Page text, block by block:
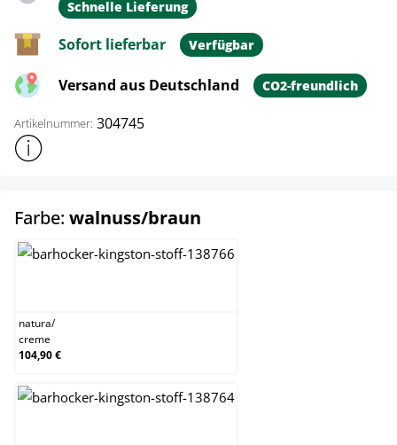
Schnelle Lieferung
Sofort lieferbar Verfügbar
Versand aus Deutschland CO2-freundlich
Artikelnummer: 304745
Weitere Produktinformationen anzeigen
Farbe: walnuss/braun
natura/
creme
104,90 €